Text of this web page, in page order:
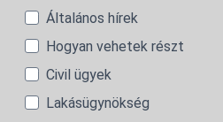
Általános hírek
Hogyan vehetek részt
Civil ügyek
Lakásügynökség